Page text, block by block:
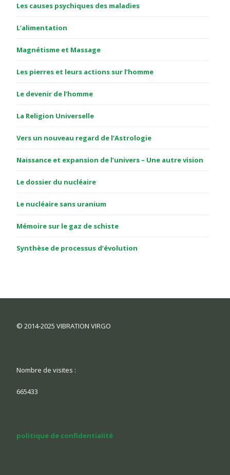
Les causes psychiques des maladies
L’alimentation
Magnétisme et Massage
Les pierres et leurs actions sur l’homme
Le devenir de l’homme
La Religion Universelle
Vers un nouveau regard de l’Astrologie
Naissance et expansion de l’univers – Une autre vision
Le dossier du nucléaire
Le nucléaire sans uranium
Mémoire sur le gaz de schiste
Synthèse de processus d’évolution
© 2014-2025 VIBRATION VIRGO
Nombre de visites :
665433
politique de confidentialité